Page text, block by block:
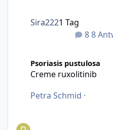
8
Sira2221 Tag
Psoriasis pustulosa
Creme ruxolitinib
Petra Schmid ·